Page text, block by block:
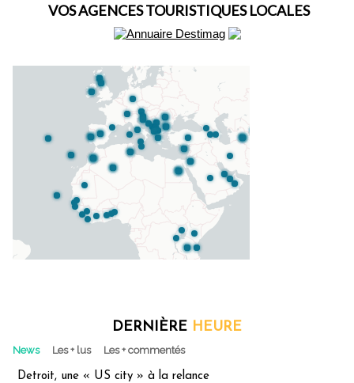
VOS AGENCES TOURISTIQUES LOCALES
DERNIÈRE HEURE
News Les + lus Les + commentés
Detroit, une « US city » à la relance